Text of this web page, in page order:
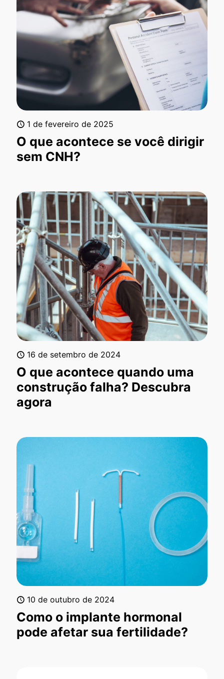
1 de fevereiro de 2025
O que acontece se você dirigir
sem CNH?
16 de setembro de 2024
O que acontece quando uma
construção falha? Descubra
agora
10 de outubro de 2024
Como o implante hormonal
pode afetar sua fertilidade?